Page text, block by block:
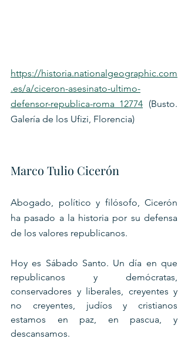
https://historia.nationalgeographic.com
.es/a/ciceron-asesinato-ultimo-
defensor-republica-roma_12774 (Busto.
Galería de los Ufizi, Florencia)
Marco Tulio Cicerón
Abogado, político y filósofo, Cicerón
ha pasado a la historia por su defensa
de los valores republicanos.
Hoy es Sábado Santo. Un día en que
republicanos y demócratas,
conservadores y liberales, creyentes y
no creyentes, judíos y cristianos
estamos en paz, en pascua, y
descansamos.